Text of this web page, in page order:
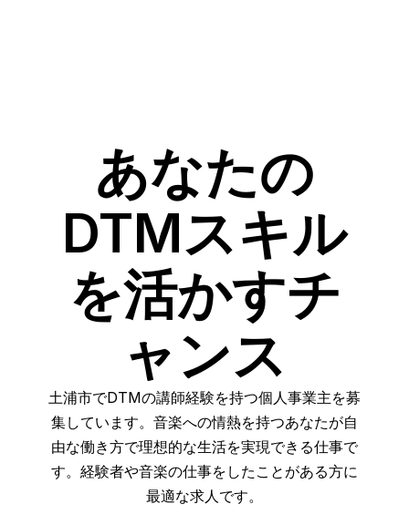
あなたの
DTMスキル
を活かすチ
ャンス
土浦市でDTMの講師経験を持つ個人事業主を募
集しています。音楽への情熱を持つあなたが自
由な働き方で理想的な生活を実現できる仕事で
す。経験者や音楽の仕事をしたことがある方に
最適な求人です。